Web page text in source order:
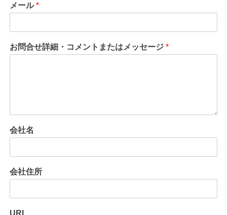
メール*
お問合せ詳細・コメントまたはメッセージ *
会社名
会社住所
URL